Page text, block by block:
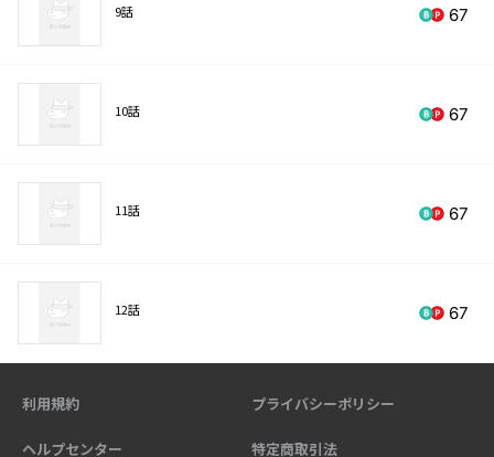
9話 67
10話 67
11話 67
12話 67
利用規約 プライバシーポリシー
ヘルプセンター 特定商取引法